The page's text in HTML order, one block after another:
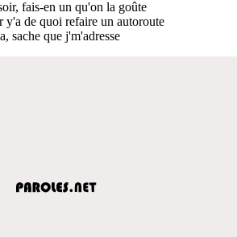
fais-en un qu'on la goûte
y'a de quoi refaire un autoroute
sache que j'm'adresse